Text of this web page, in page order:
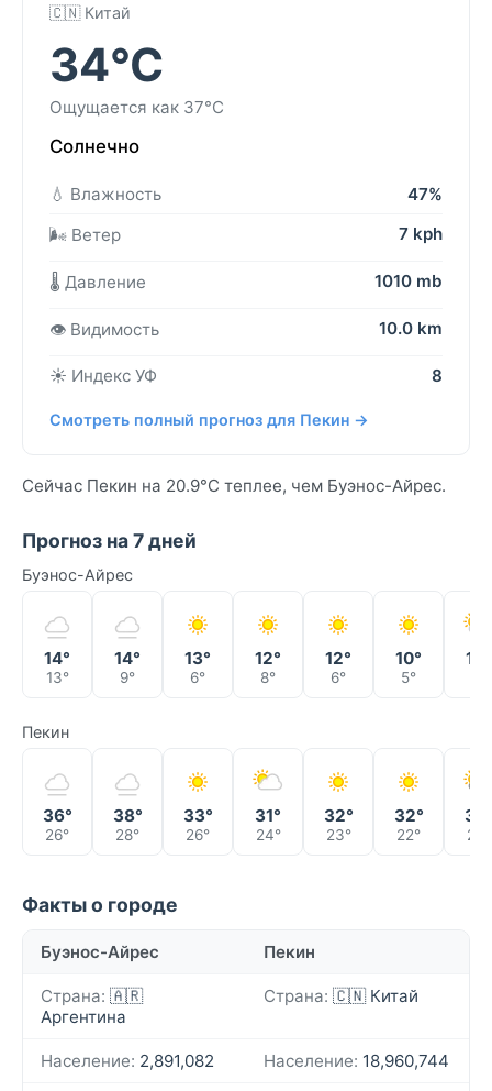
🇨🇳 Китай
34°C
Ощущается как 37°C
Солнечно
💧 Влажность
47%
🌬️ Ветер
7 kph
🌡️ Давление 1010 mb
👁️ Видимость 10.0 km
☀️ Индекс УФ 8
Смотреть полный прогноз для Пекин →
Сейчас Пекин на 20.9°C теплее, чем Буэнос-Айрес.
Прогноз на 7 дней
Буэнос-Айрес
14°
13°
14°
9°
13°
6°
12°
8°
12°
6°
10°
5°
10°
Пекин
36°
26°
38°
28°
33°
26°
31°
24°
32°
23°
32°
22° 24°
Факты о городе
Буэнос-Айрес Пекин
Страна: 🇦🇷
Аргентина
Страна: 🇨🇳 Китай
Население: 2,891,082 Население: 18,960,744